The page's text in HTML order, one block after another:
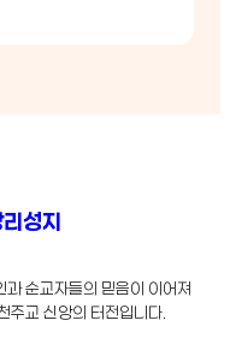
성지
순교자들의 믿음이 이어져
주교 신앙의 터전입니다.